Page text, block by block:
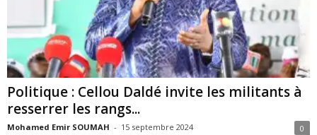
Politique : Cellou Daldé invite les militants à
resserrer les rangs...
Mohamed Emir SOUMAH - 15 septembre 2024 0